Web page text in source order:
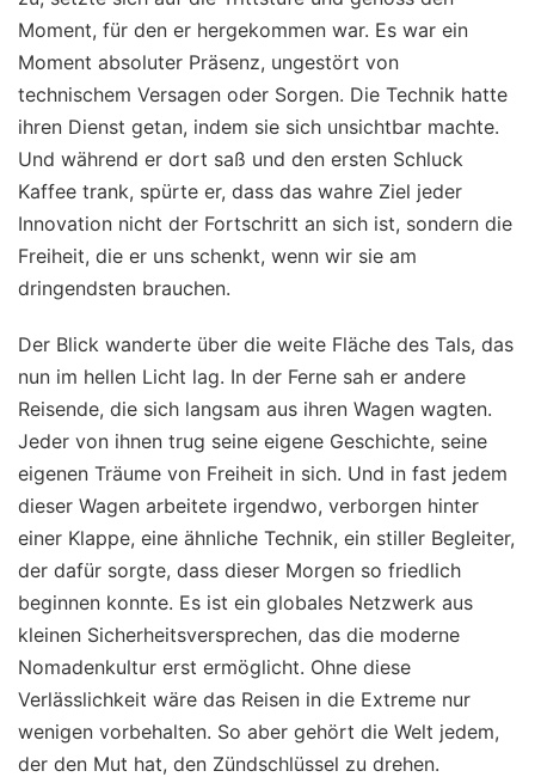
Moment, für den er hergekommen war. Es war ein
Moment absoluter Präsenz, ungestört von
technischem Versagen oder Sorgen. Die Technik hatte
ihren Dienst getan, indem sie sich unsichtbar machte.
Und während er dort saß und den ersten Schluck
Kaffee trank, spürte er, dass das wahre Ziel jeder
Innovation nicht der Fortschritt an sich ist, sondern die
Freiheit, die er uns schenkt, wenn wir sie am
dringendsten brauchen.
Der Blick wanderte über die weite Fläche des Tals, das
nun im hellen Licht lag. In der Ferne sah er andere
Reisende, die sich langsam aus ihren Wagen wagten.
Jeder von ihnen trug seine eigene Geschichte, seine
eigenen Träume von Freiheit in sich. Und in fast jedem
dieser Wagen arbeitete irgendwo, verborgen hinter
einer Klappe, eine ähnliche Technik, ein stiller Begleiter,
der dafür sorgte, dass dieser Morgen so friedlich
beginnen konnte. Es ist ein globales Netzwerk aus
kleinen Sicherheitsversprechen, das die moderne
Nomadenkultur erst ermöglicht. Ohne diese
Verlässlichkeit wäre das Reisen in die Extreme nur
wenigen vorbehalten. So aber gehört die Welt jedem,
der den Mut hat, den Zündschlüssel zu drehen.